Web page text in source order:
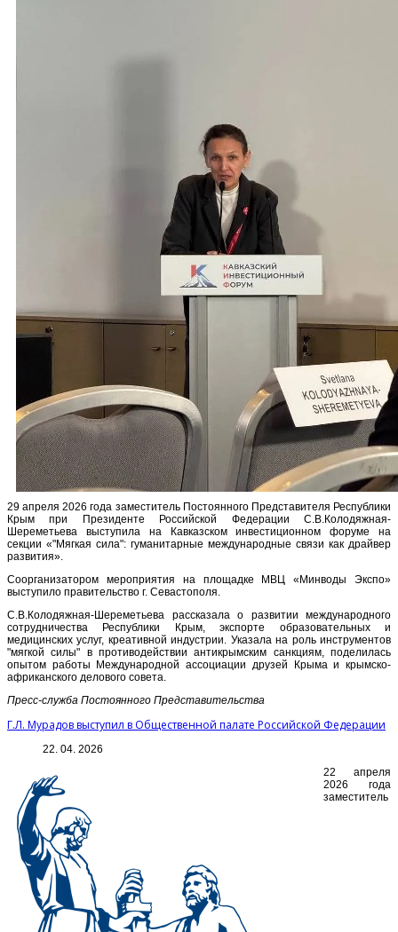
29 апреля 2026 года заместитель Постоянного Представителя Республики
Крым при Президенте Российской Федерации С.В.Колодяжная-
Шереметьева выступила на Кавказском инвестиционном форуме на
секции «"Мягкая сила": гуманитарные международные связи как драйвер
развития».
Соорганизатором мероприятия на площадке МВЦ «Минводы Экспо»
выступило правительство г. Севастополя.
С.В.Колодяжная-Шереметьева рассказала о развитии международного
сотрудничества Республики Крым, экспорте образовательных и
медицинских услуг, креативной индустрии. Указала на роль инструментов
"мягкой силы" в противодействии антикрымским санкциям, поделилась
опытом работы Международной ассоциации друзей Крыма и крымско-
африканского делового совета.
Пресс-служба Постоянного Представительства
Г.Л. Мурадов выступил в Общественной палате Российской Федерации
22. 04. 2026
22 апреля
2026 года
заместитель